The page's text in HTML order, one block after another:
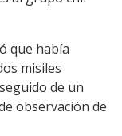
que había
misiles
de un
observación de